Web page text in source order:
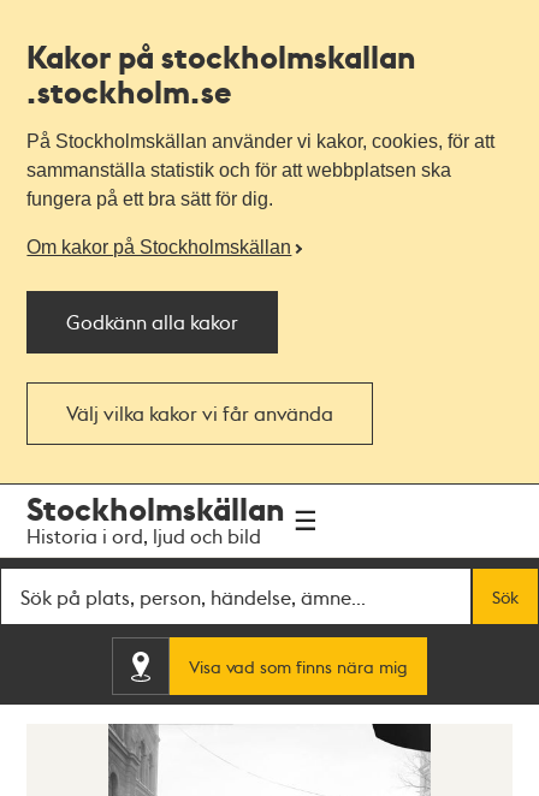
Kakor på stockholmskallan
.stockholm.se
På Stockholmskällan använder vi kakor, cookies, för att
sammanställa statistik och för att webbplatsen ska
fungera på ett bra sätt för dig.
Om kakor på Stockholmskällan
Godkänn alla kakor
Välj vilka kakor vi får använda
navigationen
huvudinnehållet
Stockholmskällan
Historia i ord, ljud och bild
Sök
Visa vad som finns nära mig